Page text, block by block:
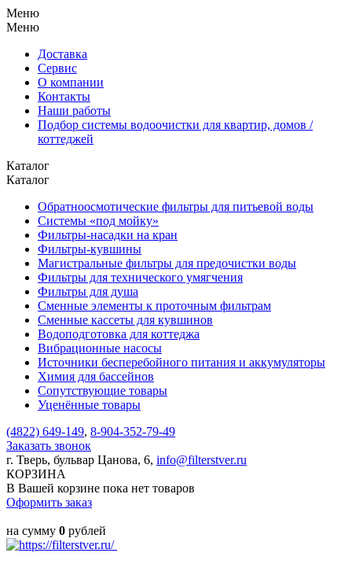
Меню
Меню
Доставка
Сервис
О компании
Контакты
Наши работы
Подбор системы водоочистки для квартир, домов /
коттеджей
Каталог
Каталог
Обратноосмотические фильтры для питьевой воды
Системы «под мойку»
Фильтры-насадки на кран
Фильтры-кувшины
Магистральные фильтры для предочистки воды
Фильтры для технического умягчения
Фильтры для душа
Сменные элементы к проточным фильтрам
Сменные кассеты для кувшинов
Водоподготовка для коттеджа
Вибрационные насосы
Источники бесперебойного питания и аккумуляторы
Химия для бассейнов
Сопутствующие товары
Уценённые товары
(4822) 649-149, 8-904-352-79-49
Заказать звонок
г. Тверь, бульвар Цанова, 6, info@filterstver.ru
КОРЗИНА
В Вашей корзине пока нет товаров
Оформить заказ
на сумму 0 рублей